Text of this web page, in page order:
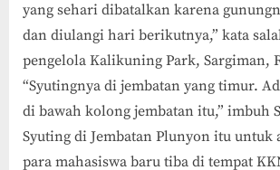
yang sehari dibatalkan karena
dan diulangi hari berikutnya,” kata
pengelola Kalikuning Park, Sargiman,
“Syutingnya di jembatan yang timur.
di bawah kolong jembatan itu,” imbuh
Syuting di Jembatan Plunyon itu untuk
para mahasiswa baru tiba di tempat